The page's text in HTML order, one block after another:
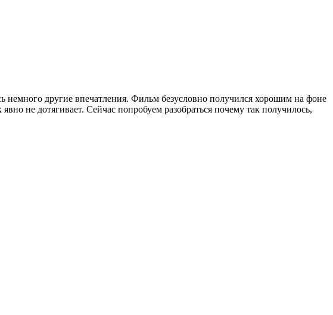
другие впечатления. Фильм безусловно получился хорошим на фоне
не дотягивает. Сейчас попробуем разобраться почему так получилось,